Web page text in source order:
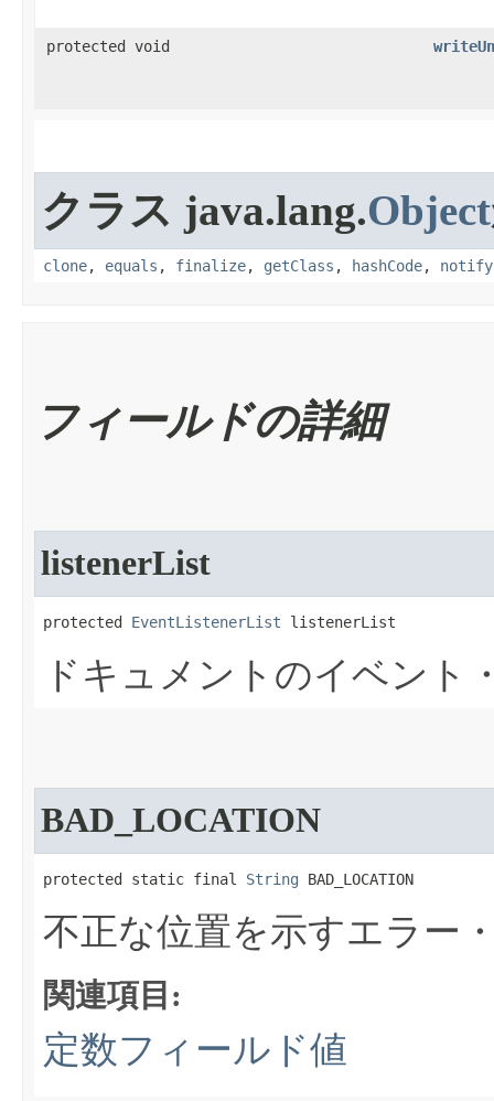
protected void
クラス java.lang.Object
clone, equals , finalize, getClass , hashCode, notify
フィールドの詳細
listenerList
protected EventListenerList listenerList
ドキュメントのイベント
BAD_LOCATION
protected static final String BAD_LOCATION
不正な位置を示すエラー
関連項目:
定数フィールド値